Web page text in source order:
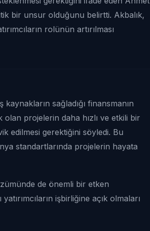
bir unsur olduğunu belirtti. Akbalık,
rolünün artırılması
sağladığı finansmanın
olan projelerin daha hızlı ve etkili bir
edilmesi gerektiğini söyledi. Bu
standartlarında projelerin hayata
de önemli bir etken
işbirliğine açık olmaları